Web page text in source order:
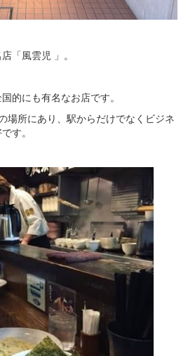
「風雲児 」。
的にも有名なお店です。
場所にあり、駅からだけでなくビジネ
す。